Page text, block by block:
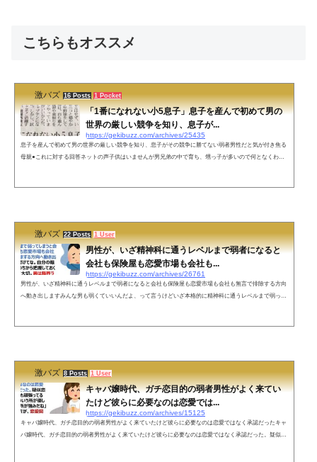
こちらもオススメ
激バズ 16 Posts 1 Pocket
「1番になれない小5息子」息子を産んで初めて男の
世界の厳しい競争を知り、息子が...
https://gekibuzz.com/archives/25435
息子を産んで初めて男の世界の厳しい競争を知り、息子がその競争に勝てない弱者男性だと気が付き焦る
母親●これに対する回答ネットの声子供はいませんが男兄弟の中で育ち、甥っ子が多いので何となくわか
激バズ 22 Posts 1 User
男性が、いざ精神科に通うレベルまで弱者になると
会社も保険屋も恋愛市場も会社も...
https://gekibuzz.com/archives/26761
男性が、いざ精神科に通うレベルまで弱者になると会社も保険屋も恋愛市場も会社も無言で排除する方向
へ動き出しますみんな男も弱くていいんだよ、って言うけどいざ本格的に精神科に通うレベルまで弱って
激バズ 8 Posts 1 User
キャバ嬢時代、ガチ恋目的の弱者男性がよく来てい
たけど彼らに必要なのは恋愛では...
https://gekibuzz.com/archives/15125
キャバ嬢時代、ガチ恋目的の弱者男性がよく来ていたけど彼らに必要なのは恋愛ではなく承認だったキャ
バ嬢時代、ガチ恋目的の弱者男性がよく来ていたけど彼らに必要なのは恋愛ではなく承認だった。疑似恋